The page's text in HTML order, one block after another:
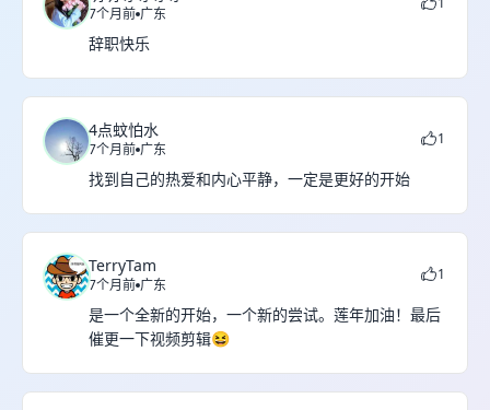
7个月前 广东
辞职快乐
4点蚊怕水
7个月前 广东
1
找到自己的热爱和内心平静，一定是更好的开始
TerryTam
7个月前 广东
1
是一个全新的开始，一个新的尝试。莲年加油！最后
催更一下视频剪辑😆